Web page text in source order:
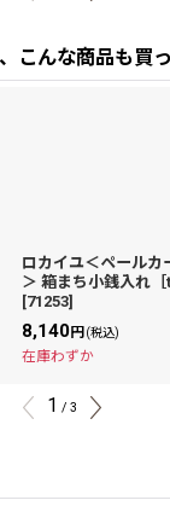
こんな商品も買
ロカイユ＜ペールカ
＞ 箱まち小銭入れ［t
[71253]
8,140円 (税込)
在庫わずか
1 / 3